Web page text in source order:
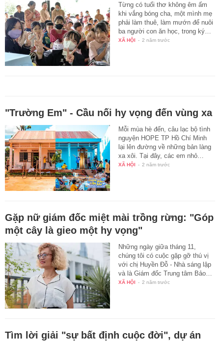
Từng có tuổi thơ không êm ấm
khi vắng bóng cha, một mình mẹ
phải làm thuê, làm mướn để nuôi
ba người con ăn học, trong ký…
XÃ HỘI - 2 năm trước
"Trường Em" - Cầu nối hy vọng đến vùng xa
Mỗi mùa hè đến, câu lạc bộ tình
nguyện HOPE TP Hồ Chí Minh
lại lên đường về những bản làng
xa xôi. Tại đây, các em nhỏ…
XÃ HỘI - 2 năm trước
Gặp nữ giám đốc miệt mài trồng rừng: "Góp
một cây là gieo một hy vọng"
Những ngày giữa tháng 11,
chúng tôi có cuộc gặp gỡ thú vị
với chị Huyền Đỗ - Nhà sáng lập
và là Giám đốc Trung tâm Bảo…
XÃ HỘI - 2 năm trước
Tìm lời giải "sự bất định cuộc đời", dự án